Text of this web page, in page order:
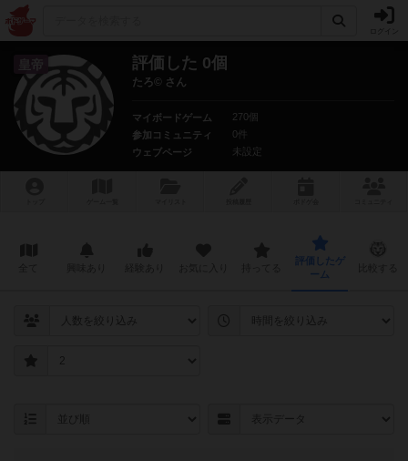
皇帝 評価した 0個
たろ© さん
マイボードゲーム
270個
参加コミュニティ
0件
ウェブページ
未設定
評価したゲ
ーム